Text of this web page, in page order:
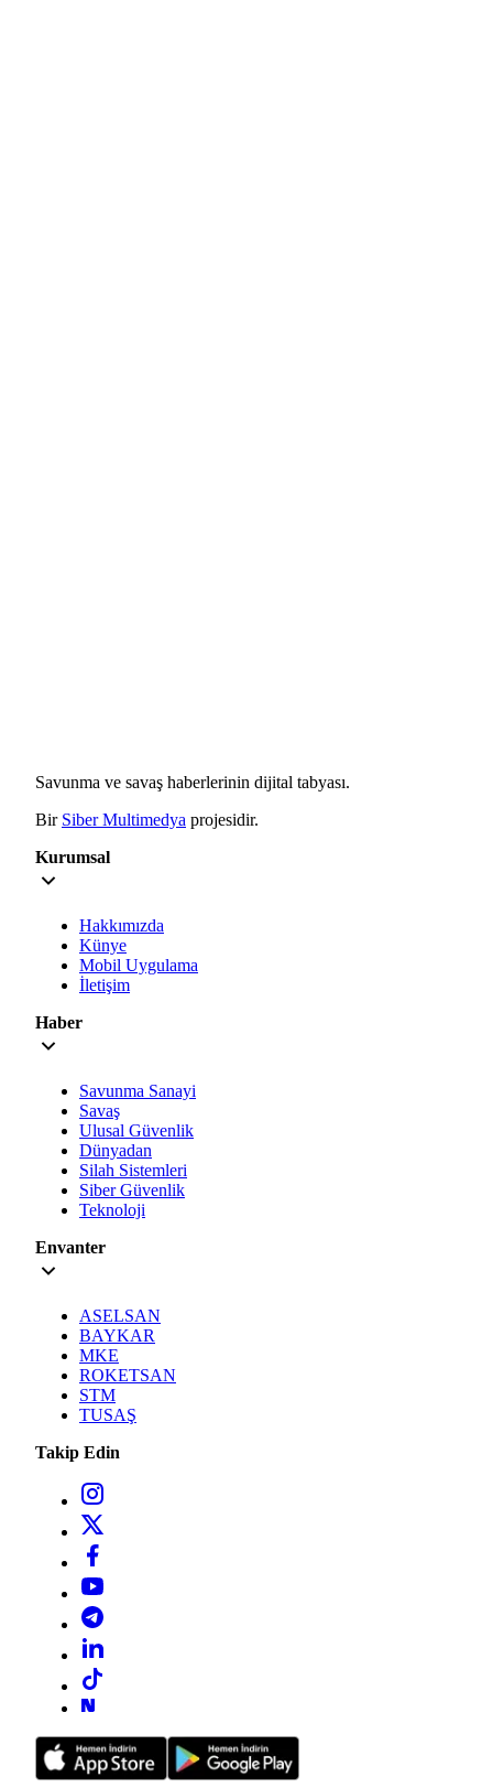
Savunma ve savaş haberlerinin dijital tabyası.
Bir Siber Multimedya projesidir.
Kurumsal
Hakkımızda
Künye
Mobil Uygulama
İletişim
Haber
Savunma Sanayi
Savaş
Ulusal Güvenlik
Dünyadan
Silah Sistemleri
Siber Güvenlik
Teknoloji
Envanter
ASELSAN
BAYKAR
MKE
ROKETSAN
STM
TUSAŞ
Takip Edin